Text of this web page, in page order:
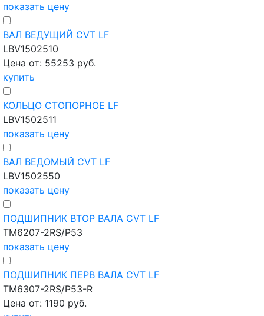
показать цену
ВАЛ ВЕДУЩИЙ CVT LF
LBV1502510
Цена от: 55253 руб.
купить
КОЛЬЦО СТОПОРНОЕ LF
LBV1502511
показать цену
ВАЛ ВЕДОМЫЙ CVT LF
LBV1502550
показать цену
ПОДШИПНИК ВТОР ВАЛА CVT LF
TM6207-2RS/P53
показать цену
ПОДШИПНИК ПЕРВ ВАЛА CVT LF
TM6307-2RS/P53-R
Цена от: 1190 руб.